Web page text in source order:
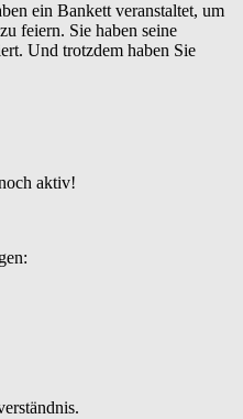
ein Bankett veranstaltet, um
feiern. Sie haben seine
Und trotzdem haben Sie
aktiv!